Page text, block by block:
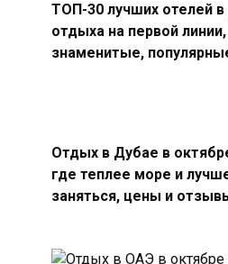
ТОП-30 лучших отелей
отдыха на первой
знаменитые,
Отдых в Дубае в
где теплее море и
заняться, цены и